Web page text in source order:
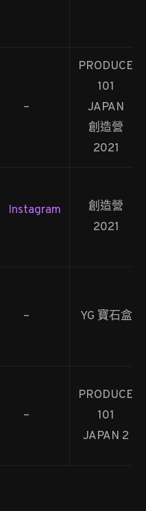
–
PRODUCE
101
JAPAN
創造營
2021
Instagram
創造營
2021
– YG 寶石盒
–
PRODUCE
101
JAPAN 2